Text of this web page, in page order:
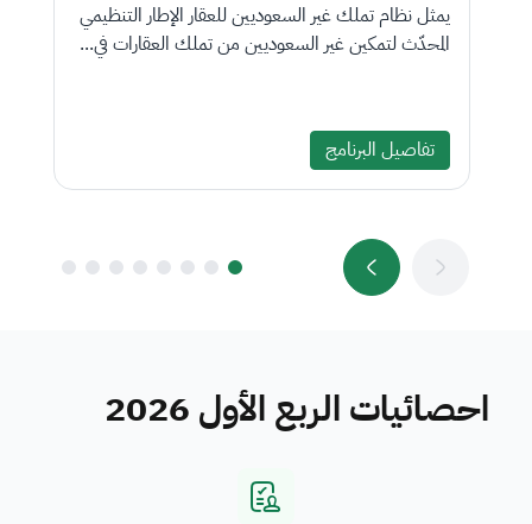
يمثل نظام تملك غير السعوديين للعقار الإطار التنظيمي
المحدّث لتمكين غير السعوديين من تملك العقارات في...
تفاصيل البرنامج
احصائيات الربع الأول 2026